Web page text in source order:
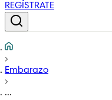
REGÍSTRATE
Embarazo
...